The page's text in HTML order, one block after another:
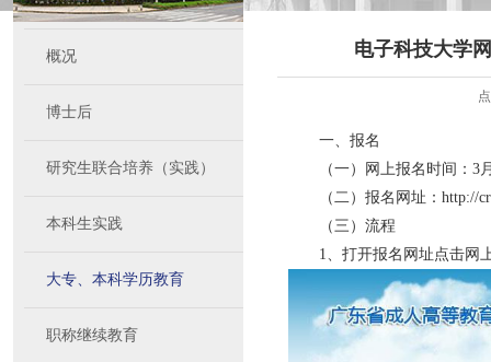
概况
博士后
研究生联合培养（实践）
本科生实践
大专、本科学历教育
职称继续教育
电子科技大学
一、报名
（一）网上报名时间：3
（二）报名网址：http://
（三）流程
1、打开报名网址点击网